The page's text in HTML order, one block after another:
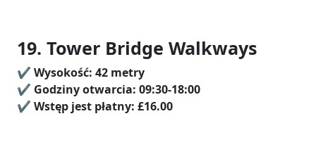
19. Tower Bridge Walkways
✔️ Wysokość: 42 metry
✔️ Godziny otwarcia: 09:30-18:00
✔️ Wstęp jest płatny: £16.00